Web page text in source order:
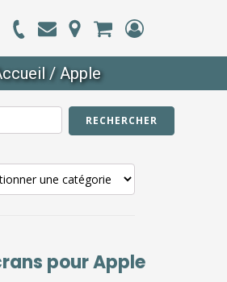
/ Apple
RECHERCHER
pourApple